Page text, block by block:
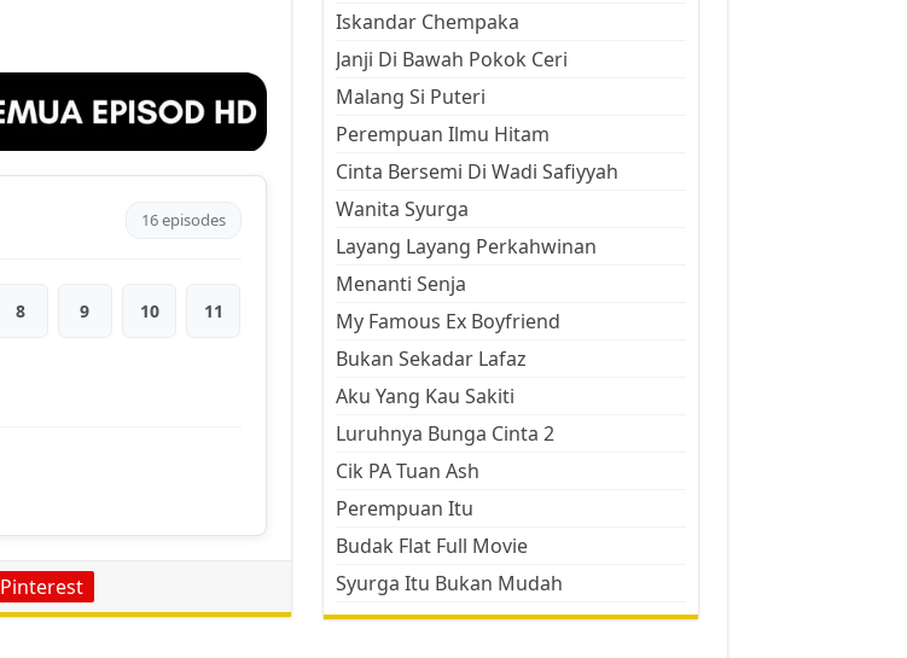
16 episodes
8 9 10 11
Pinterest
Iskandar Chempaka
Janji Di Bawah Pokok Ceri
Malang Si Puteri
Perempuan Ilmu Hitam
Cinta Bersemi Di Wadi Safiyyah
Wanita Syurga
Layang Layang Perkahwinan
Menanti Senja
My Famous Ex Boyfriend
Bukan Sekadar Lafaz
Aku Yang Kau Sakiti
Luruhnya Bunga Cinta 2
Cik PA Tuan Ash
Perempuan Itu
Budak Flat Full Movie
Syurga Itu Bukan Mudah